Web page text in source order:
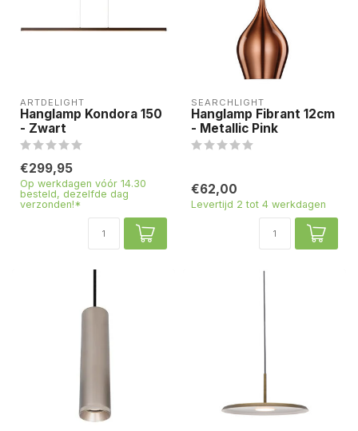
ARTDELIGHT
Hanglamp Kondora 150
- Zwart
€299,95
Op werkdagen vóór 14.30
besteld, dezelfde dag
verzonden!*
SEARCHLIGHT
Hanglamp Fibrant 12cm
- Metallic Pink
€62,00
Levertijd 2 tot 4 werkdagen